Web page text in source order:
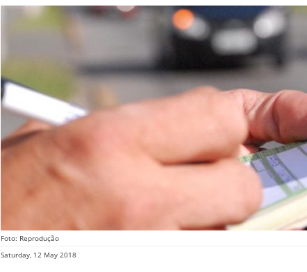
Foto: Reprodução
Saturday, 12 May 2018